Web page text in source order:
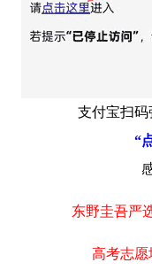
支付宝扫
“
东野圭吾严
高考志愿